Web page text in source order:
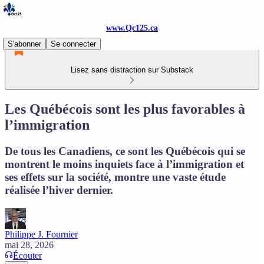
www.Qc125.ca
S'abonner
Se connecter
Lisez sans distraction sur Substack
Les Québécois sont les plus favorables à
l’immigration
De tous les Canadiens, ce sont les Québécois qui se
montrent le moins inquiets face à l’immigration et
ses effets sur la société, montre une vaste étude
réalisée l’hiver dernier.
Philippe J. Fournier
mai 28, 2026
Écouter